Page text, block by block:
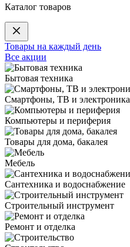
Каталог товаров
Товары на каждый день
Все акции
Бытовая техника
Смартфоны, ТВ и электроника
Компьютеры и периферия
Товары для дома, бакалея
Мебель
Сантехника и водоснабжение
Строительный инструмент
Ремонт и отделка